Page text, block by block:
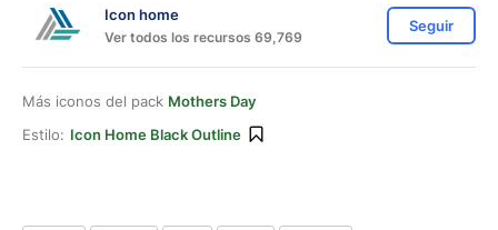
Icon home
Ver todos los recursos 69,769
Seguir
Más iconos del pack Mothers Day
Estilo: Icon Home Black Outline